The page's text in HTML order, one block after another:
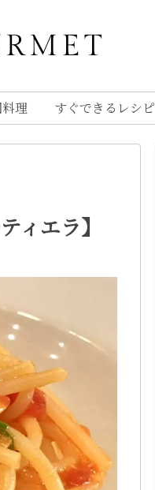
理 すぐできるレシピ
ィエラ】